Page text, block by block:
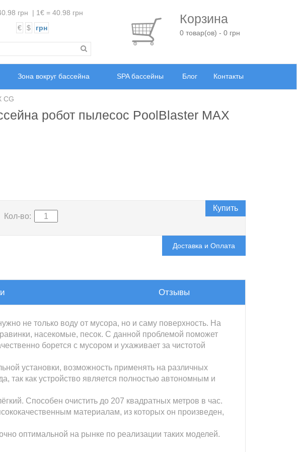
грн | 1€ = 40.98 грн
€
$ грн
Корзина
0 товар(ов) - 0 грн
Зона вокруг бассейна SPA бассейны Блог Контакты
CG
робот пылесос PoolBlaster MAX
Кол-во:
Купить
Доставка и Оплата
Отзывы
не только воду от мусора, но и саму поверхность. На
насекомые, песок. С данной проблемой поможет
борется с мусором и ухаживает за чистотой
установки, возможность применять на различных
так как устройство является полностью автономным и
Способен очистить до 207 квадратных метров в час.
материалам, из которых он произведен,
оптимальной на рынке по реализации таких моделей.